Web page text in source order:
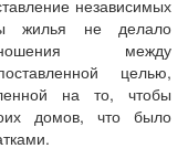
независимых
жилья не делало
между
целью,
на то, чтобы
домов, что было